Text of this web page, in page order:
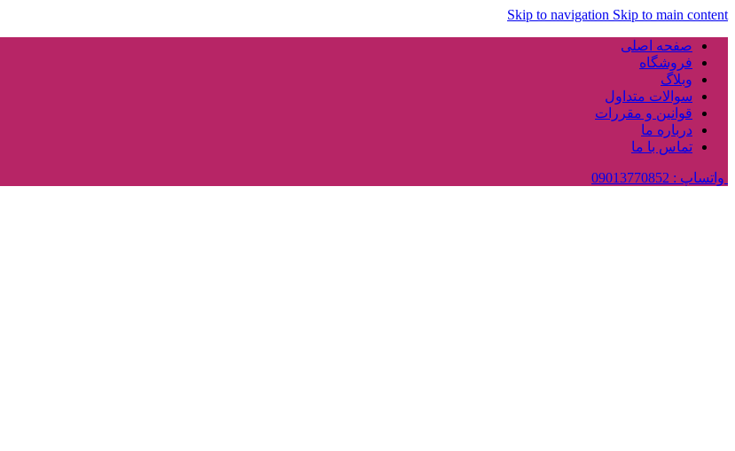
Skip to navigation Skip to main content
صفحه اصلی
فروشگاه
وبلاگ
سوالات متداول
قوانین و مقررات
درباره ما
تماس با ما
واتساپ : 09013770852